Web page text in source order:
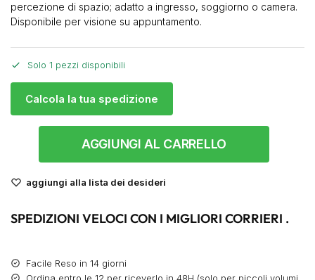
percezione di spazio; adatto a ingresso, soggiorno o camera.
Disponibile per visione su appuntamento.
Solo 1 pezzi disponibili
Calcola la tua spedizione
AGGIUNGI AL CARRELLO
aggiungi alla lista dei desideri
SPEDIZIONI VELOCI CON I MIGLIORI CORRIERI .
Facile Reso in 14 giorni
Ordina entro le 12 per riceverlo in 48H (solo per piccoli volumi